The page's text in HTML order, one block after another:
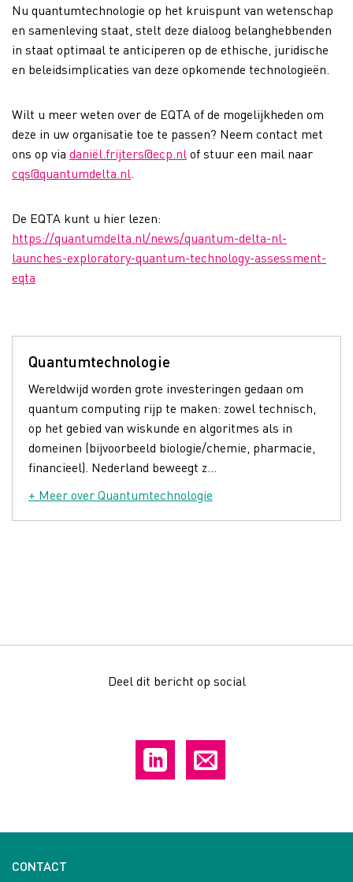
Nu quantumtechnologie op het kruispunt van wetenschap
en samenleving staat, stelt deze dialoog belanghebbenden
in staat optimaal te anticiperen op de ethische, juridische
en beleidsimplicaties van deze opkomende technologieën.
Wilt u meer weten over de EQTA of de mogelijkheden om
deze in uw organisatie toe te passen? Neem contact met
ons op via daniël.frijters@ecp.nl of stuur een mail naar
cqs@quantumdelta.nl
De EQTA kunt u hier lezen:
https://quantumdelta.nl/news/quantum-delta-nl-
launches-exploratory-quantum-technology-assessment-
eqta
Quantumtechnologie
Wereldwijd worden grote investeringen gedaan om
quantum computing rijp te maken: zowel technisch,
op het gebied van wiskunde en algoritmes als in
domeinen (bijvoorbeeld biologie/chemie, pharmacie,
financieel). Nederland beweegt z...
+ Meer over Quantumtechnologie
Deel dit bericht op social
CONTACT